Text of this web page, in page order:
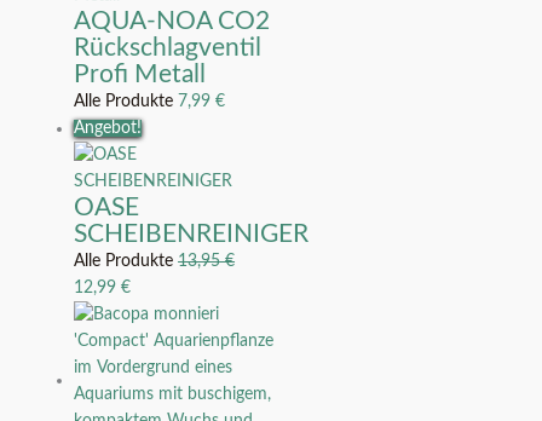
AQUA-NOA CO2
Rückschlagventil
Profi Metall
Alle Produkte 7,99€
Angebot!
OASE
SCHEIBENREINIGER
Alle Produkte13,95€
12,99€